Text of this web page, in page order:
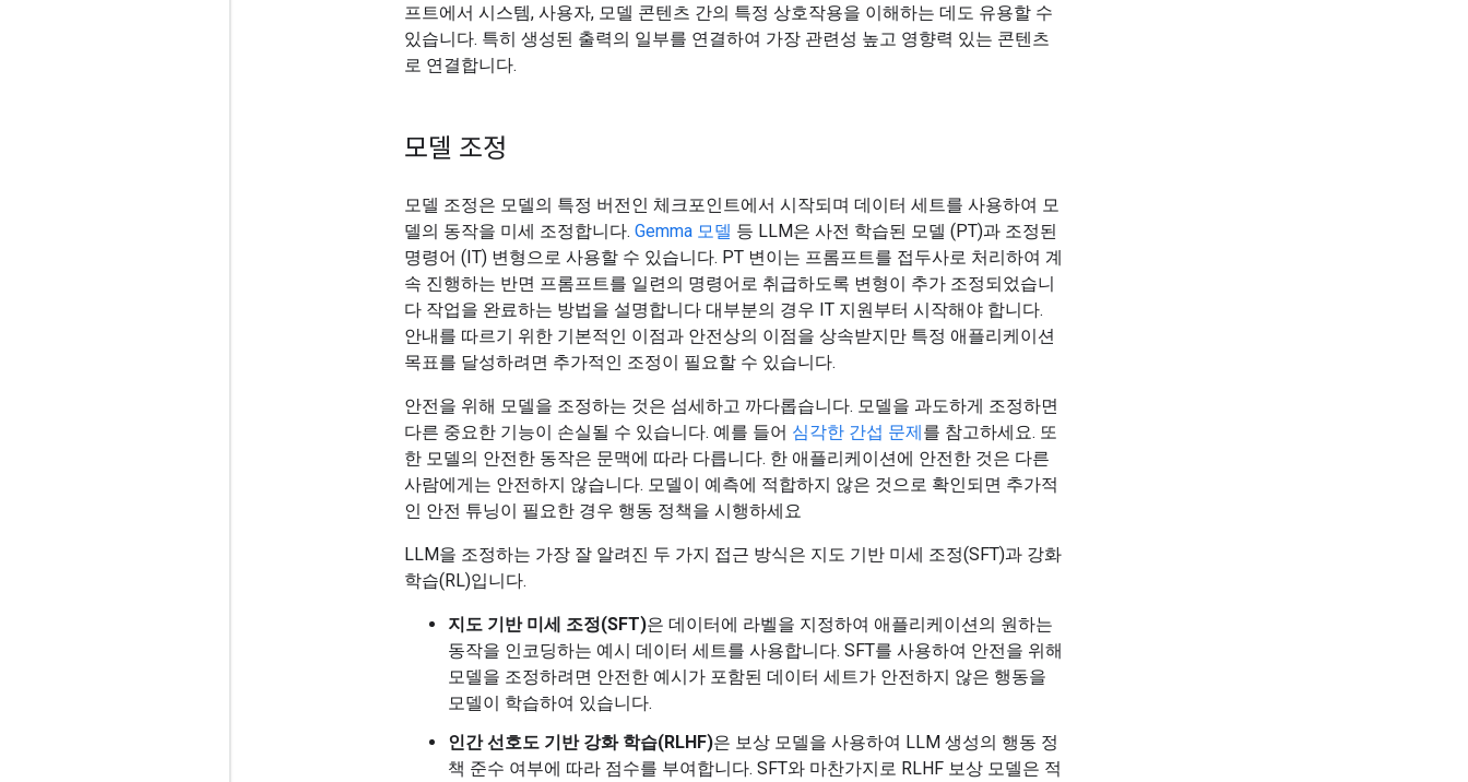
프트에서 시스템, 사용자, 모델 콘텐츠 간의 특정 상호작용을 이해하는 데도 유용할 수
있습니다. 특히 생성된 출력의 일부를 연결하여 가장 관련성 높고 영향력 있는 콘텐츠
로 연결합니다.
모델 조정
모델 조정은 모델의 특정 버전인 체크포인트에서 시작되며 데이터 세트를 사용하여 모
델의 동작을 미세 조정합니다. Gemma 모델 등 LLM은 사전 학습된 모델 (PT)과 조정된
명령어 (IT) 변형으로 사용할 수 있습니다. PT 변이는 프롬프트를 접두사로 처리하여 계
속 진행하는 반면 프롬프트를 일련의 명령어로 취급하도록 변형이 추가 조정되었습니
다 작업을 완료하는 방법을 설명합니다 대부분의 경우 IT 지원부터 시작해야 합니다.
안내를 따르기 위한 기본적인 이점과 안전상의 이점을 상속받지만 특정 애플리케이션
목표를 달성하려면 추가적인 조정이 필요할 수 있습니다.
안전을 위해 모델을 조정하는 것은 섬세하고 까다롭습니다. 모델을 과도하게 조정하면
다른 중요한 기능이 손실될 수 있습니다. 예를 들어 심각한 간섭 문제를 참고하세요. 또
한 모델의 안전한 동작은 문맥에 따라 다릅니다. 한 애플리케이션에 안전한 것은 다른
사람에게는 안전하지 않습니다. 모델이 예측에 적합하지 않은 것으로 확인되면 추가적
인 안전 튜닝이 필요한 경우 행동 정책을 시행하세요
LLM을 조정하는 가장 잘 알려진 두 가지 접근 방식은 지도 기반 미세 조정(SFT)과 강화
학습(RL)입니다.
지도 기반 미세 조정(SFT)은 데이터에 라벨을 지정하여 애플리케이션의 원하는
동작을 인코딩하는 예시 데이터 세트를 사용합니다. SFT를 사용하여 안전을 위해
모델을 조정하려면 안전한 예시가 포함된 데이터 세트가 안전하지 않은 행동을
모델이 학습하여 있습니다.
인간 선호도 기반 강화 학습(RLHF)은 보상 모델을 사용하여 LLM 생성의 행동 정
책 준수 여부에 따라 점수를 부여합니다. SFT와 마찬가지로 RLHF 보상 모델은 적